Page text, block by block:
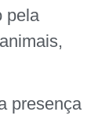
pela
presença